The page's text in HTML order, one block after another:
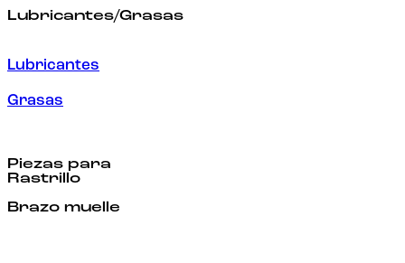
Lubricantes/Grasas
Lubricantes
Grasas
Piezas para
Rastrillo
Brazo muelle